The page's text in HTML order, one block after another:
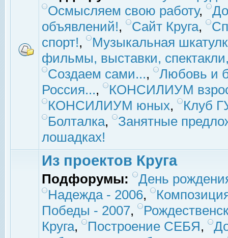
Осмысляем свою работу,
объявлений!, Сайт Круга,
спорт!,
Музыкальная
фильмы, выставки,
Создаем сами...,
Любовь и
Россия...,
КОНСИЛИУМ
КОНСИЛИУМ юных,
Клуб
Болталка,
Занятные
лошадках!
Из проектов Круга
Подфорумы:
День
Надежда - 2006,
Победы - 2007,
Круга, Построение СЕБЯ,